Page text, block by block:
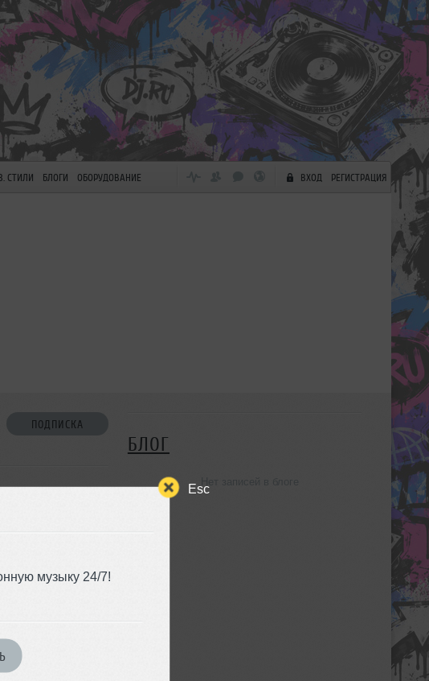
Esc
музыку 24/7!
СТИЛИ БЛОГИ ОБОРУДОВАНИЕ ВХОД РЕГИСТРАЦИЯ
ПОДПИСКА
В ДРУЗЬЯ
БЛОГ